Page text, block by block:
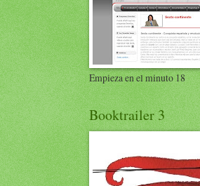
Empieza en el minuto 18
Booktrailer 3